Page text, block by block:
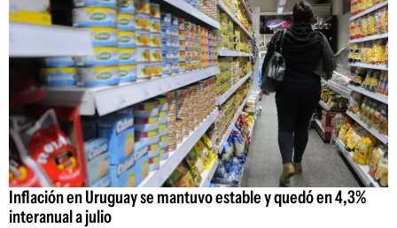
Inflación en Uruguay se mantuvo estable y quedó en 4,3%
interanual a julio